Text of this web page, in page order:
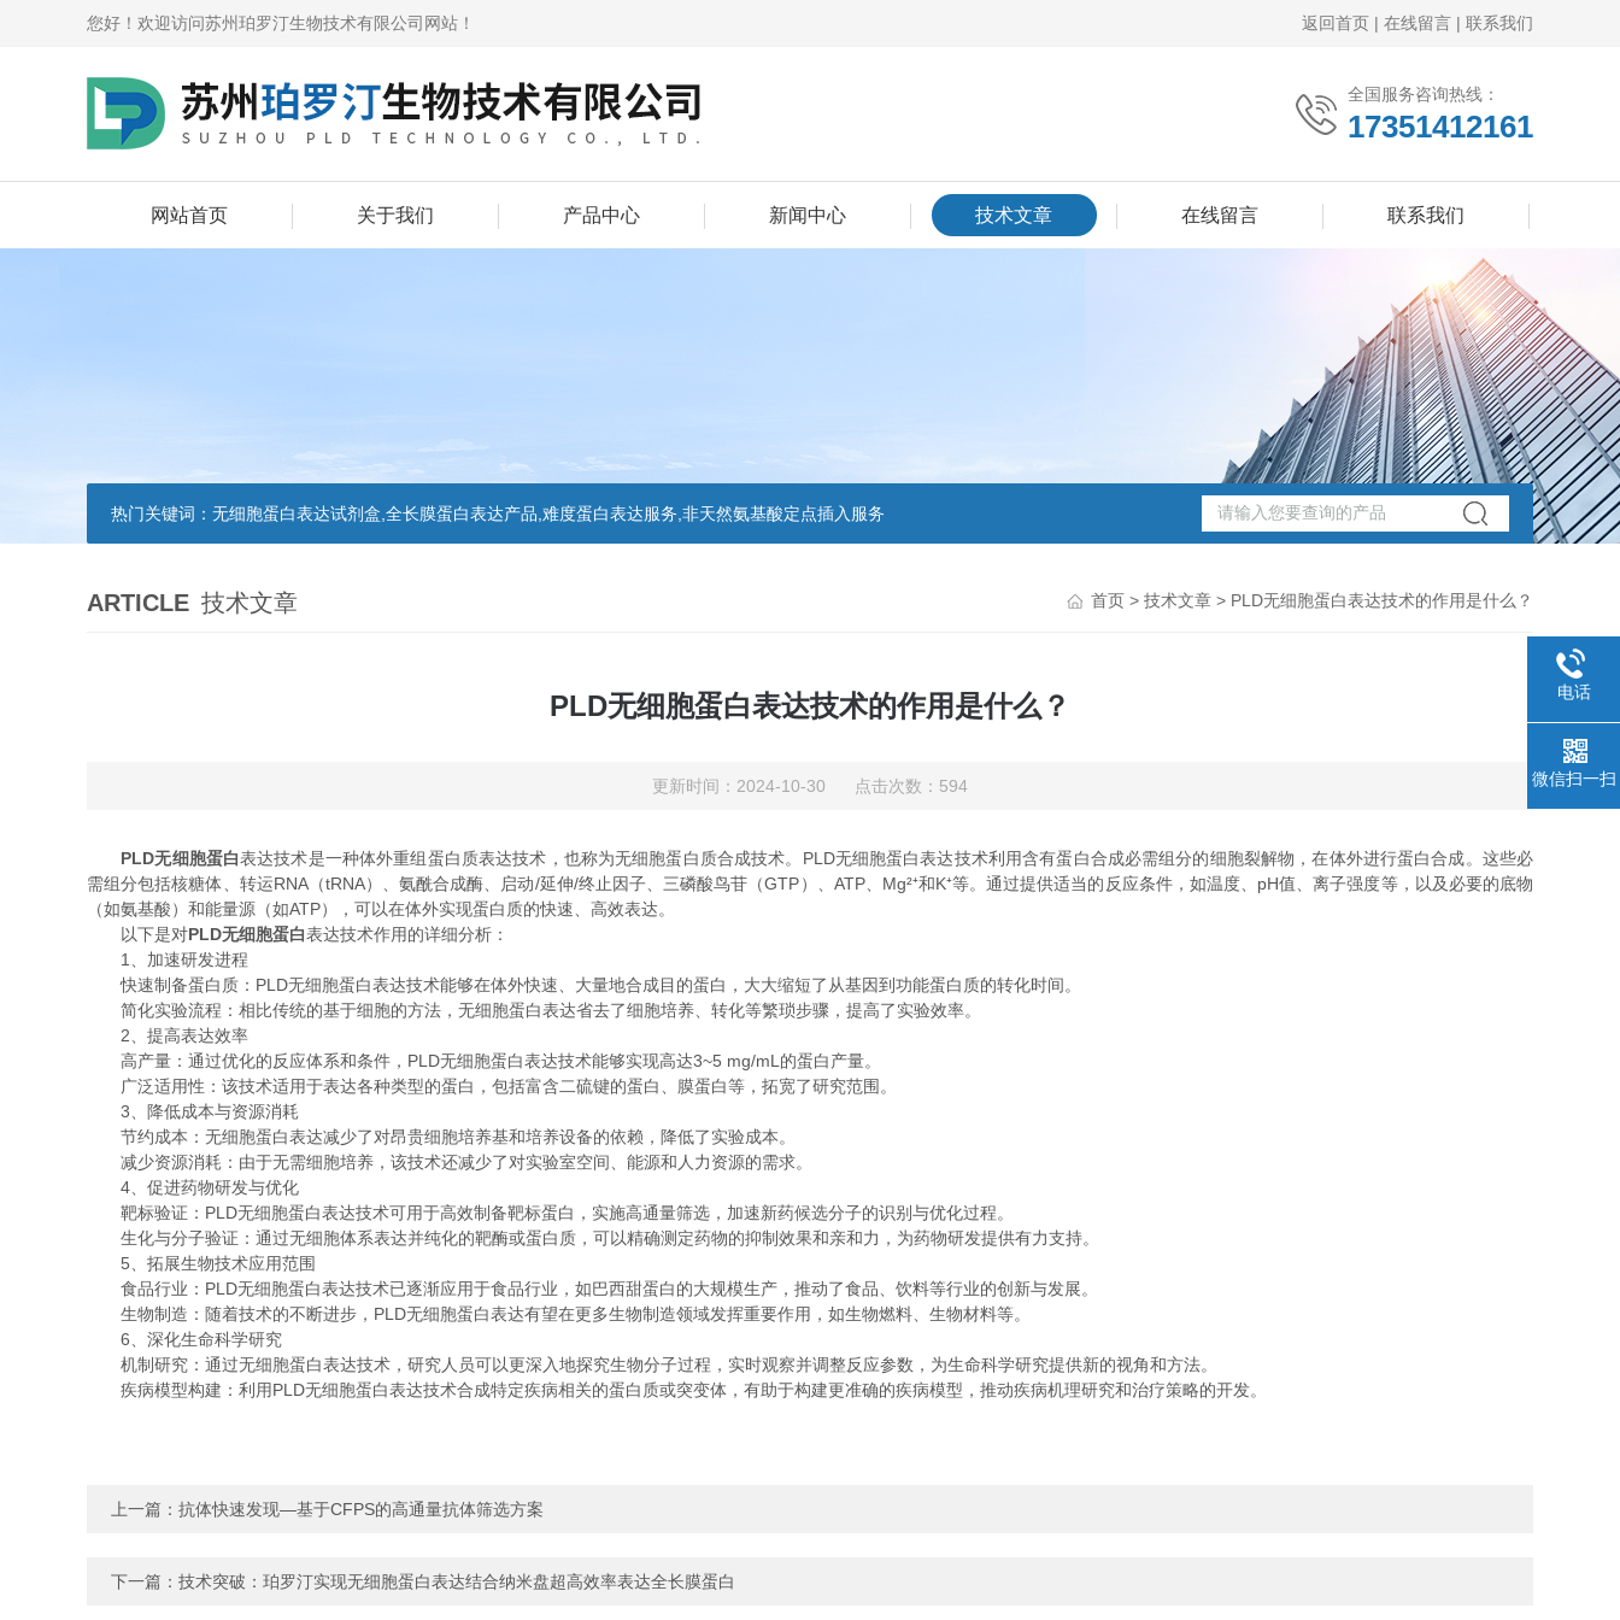
您好！欢迎访问苏州珀罗汀生物技术有限公司网站！ 返回首页 | 在线留言 | 联系我们
全国服务咨询热线：
17351412161
网站首页 关于我们 产品中心 新闻中心 技术文章 在线留言 联系我们
热门关键词： 无细胞蛋白表达试剂盒,全长膜蛋白表达产品,难度蛋白表达服务,非天然氨基酸定点插入服务
ARTICLE 技术文章 首页 > 技术文章 > PLD无细胞蛋白表达技术的作用是什么？
PLD无细胞蛋白表达技术的作用是什么？
更新时间：2024-10-30 点击次数：594
PLD无细胞蛋白表达技术是一种体外重组蛋白质表达技术，也称为无细胞蛋白质合成技术。PLD无细胞蛋白表达技术利用含有蛋白合成必需组分的细胞裂解物，在体外进行蛋白合成。这些必
需组分包括核糖体、转运RNA（tRNA）、氨酰合成酶、启动/延伸/终止因子、三磷酸鸟苷（GTP）、ATP、Mg²⁺和K⁺等。通过提供适当的反应条件，如温度、pH值、离子强度等，以及必要的底物
（如氨基酸）和能量源（如ATP），可以在体外实现蛋白质的快速、高效表达。
以下是对PLD无细胞蛋白表达技术作用的详细分析：
1、加速研发进程
快速制备蛋白质：PLD无细胞蛋白表达技术能够在体外快速、大量地合成目的蛋白，大大缩短了从基因到功能蛋白质的转化时间。
简化实验流程：相比传统的基于细胞的方法，无细胞蛋白表达省去了细胞培养、转化等繁琐步骤，提高了实验效率。
2、提高表达效率
高产量：通过优化的反应体系和条件，PLD无细胞蛋白表达技术能够实现高达3~5 mg/mL的蛋白产量。
广泛适用性：该技术适用于表达各种类型的蛋白，包括富含二硫键的蛋白、膜蛋白等，拓宽了研究范围。
3、降低成本与资源消耗
节约成本：无细胞蛋白表达减少了对昂贵细胞培养基和培养设备的依赖，降低了实验成本。
减少资源消耗：由于无需细胞培养，该技术还减少了对实验室空间、能源和人力资源的需求。
4、促进药物研发与优化
靶标验证：PLD无细胞蛋白表达技术可用于高效制备靶标蛋白，实施高通量筛选，加速新药候选分子的识别与优化过程。
生化与分子验证：通过无细胞体系表达并纯化的靶酶或蛋白质，可以精确测定药物的抑制效果和亲和力，为药物研发提供有力支持。
5、拓展生物技术应用范围
食品行业：PLD无细胞蛋白表达技术已逐渐应用于食品行业，如巴西甜蛋白的大规模生产，推动了食品、饮料等行业的创新与发展。
生物制造：随着技术的不断进步，PLD无细胞蛋白表达有望在更多生物制造领域发挥重要作用，如生物燃料、生物材料等。
6、深化生命科学研究
机制研究：通过无细胞蛋白表达技术，研究人员可以更深入地探究生物分子过程，实时观察并调整反应参数，为生命科学研究提供新的视角和方法。
疾病模型构建：利用PLD无细胞蛋白表达技术合成特定疾病相关的蛋白质或突变体，有助于构建更准确的疾病模型，推动疾病机理研究和治疗策略的开发。
上一篇： 抗体快速发现—基于CFPS的高通量抗体筛选方案
下一篇： 技术突破：珀罗汀实现无细胞蛋白表达结合纳米盘超高效率表达全长膜蛋白
电话
微信扫一扫